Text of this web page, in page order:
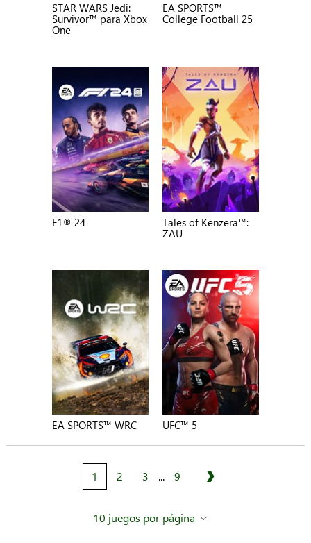
STAR WARS Jedi:
Survivor™ para Xbox
One
EA SPORTS™
College Football 25
F1® 24
Tales of Kenzera™:
ZAU
EA SPORTS™ WRC UFC™ 5
1 2 3 ... 9 Siguiente
10 juegos por página